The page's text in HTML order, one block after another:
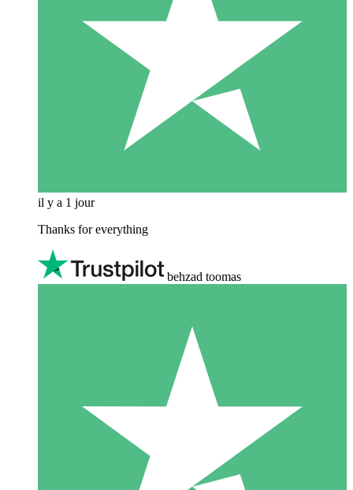
il y a 1 jour
Thanks for everything
behzad toomas